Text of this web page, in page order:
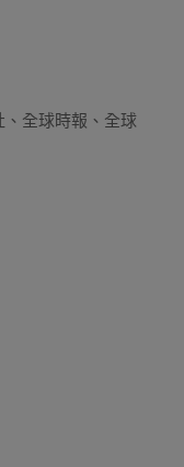
全球時報、全球